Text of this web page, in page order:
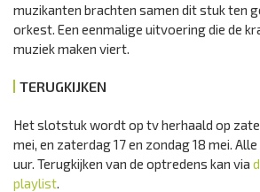
muzikanten brachten samen dit stuk ten
orkest. Een eenmalige uitvoering die de
muziek maken viert.
TERUGKIJKEN
Het slotstuk wordt op tv herhaald op
mei, en zaterdag 17 en zondag 18 mei.
uur. Terugkijken van de optredens kan via
playlist.